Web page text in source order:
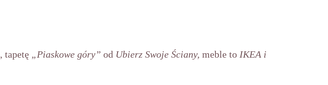
, tapetę „Piaskowe góry” od Ubierz Swoje Ściany, meble to IKEA i